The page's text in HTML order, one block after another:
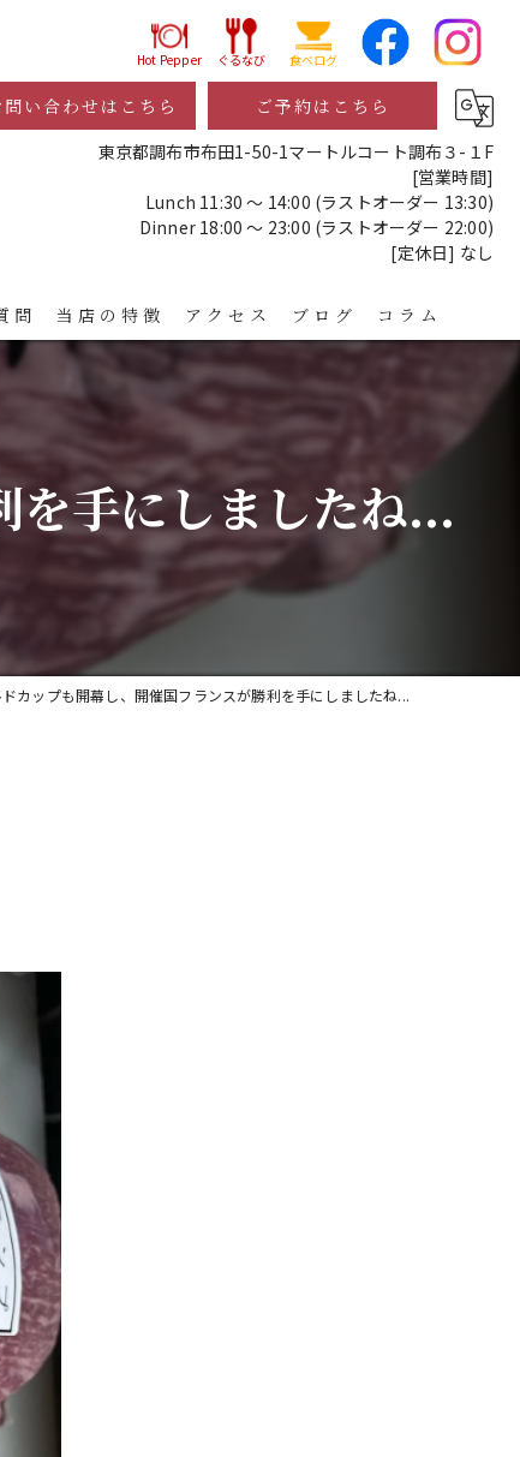
Hot Pepper ぐるなび 食べログ
問い合わせはこちら
ご予約はこちら
東京都調布市布田1-50-1マートルコート調布３-１F
[営業時間]
Lunch 11:30 ～ 14:00 (ラストオーダー 13:30)
Dinner 18:00 ～ 23:00 (ラストオーダー 22:00)
[定休日] なし
問 当店の特徴
レストラン
宴会
貸切
アクセス ブログ コラム
を手にしましたね...
カップも開幕し、開催国フランスが勝利を手にしましたね...